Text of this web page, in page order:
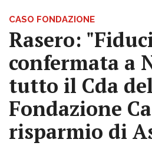
CASO FONDAZIONE
Rasero:
confermata a
tutto il Cda
Fondazione
risparmio di